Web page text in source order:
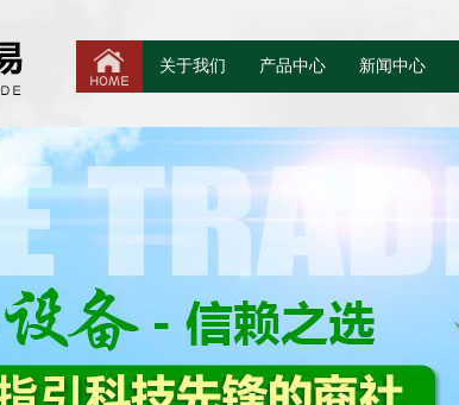
关于我们 产品中心 新闻中心